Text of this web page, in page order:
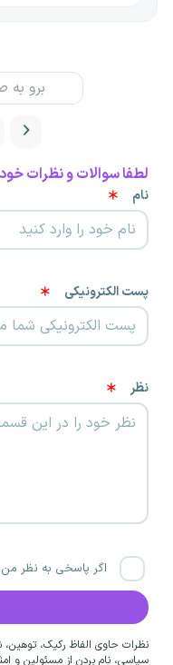
لطفا سوالات و نظرات خود
نام
پست الکترونیکی
نظر
اگر پاسخی به نظر من
نظرات حاوی الفاظ رکیک، توهین،
سیاسی، نام بردن از مسئولین و